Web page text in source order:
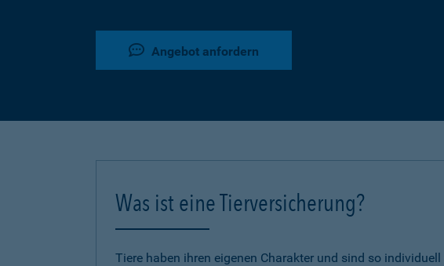
Angebot anfordern
Was ist eine Tierversicherung?
Tiere haben ihren eigenen Charakter und sind so